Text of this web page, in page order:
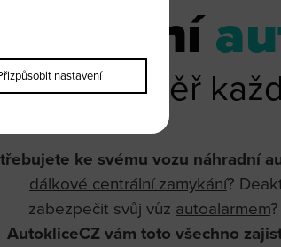
Kvalitní
pro téměř
ke svému vozu náhradní
dálkové centrální zamykání?
zabezpečit svůj vůz autoalarmem
AutokliceCZ vám toto všechno
nastavení